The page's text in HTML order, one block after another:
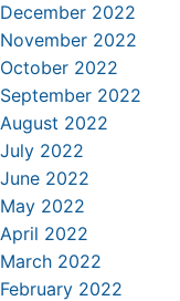
December 2022
November 2022
October 2022
September 2022
August 2022
July 2022
June 2022
May 2022
April 2022
March 2022
February 2022